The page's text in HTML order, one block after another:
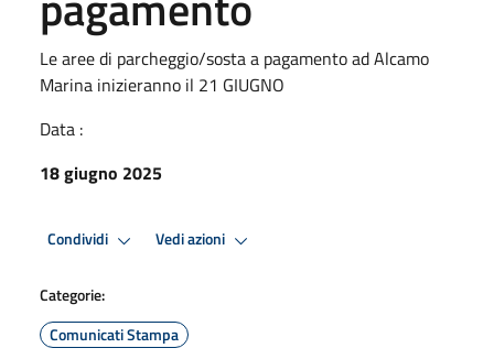
Le aree di parcheggio/sosta a pagamento ad Alcamo
Marina inizieranno il 21 GIUGNO
Data :
18 giugno 2025
Condividi Vedi azioni
Categorie:
Comunicati Stampa